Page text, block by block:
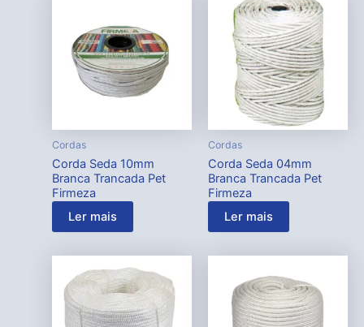
Cordas
Corda Seda 10mm
Branca Trancada Pet
Firmeza
Ler mais
Cordas
Corda Seda 04mm
Branca Trancada Pet
Firmeza
Ler mais